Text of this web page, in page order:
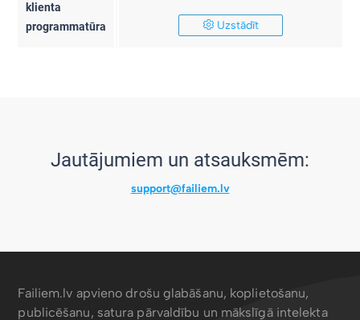
klienta
programmatūra
Uzstādīt
Jautājumiem un atsauksmēm:
support@failiem.lv
Failiem.lv apvieno drošu glabāšanu, koplietošanu,
publicēšanu, satura pārvaldību un mākslīgā intelekta